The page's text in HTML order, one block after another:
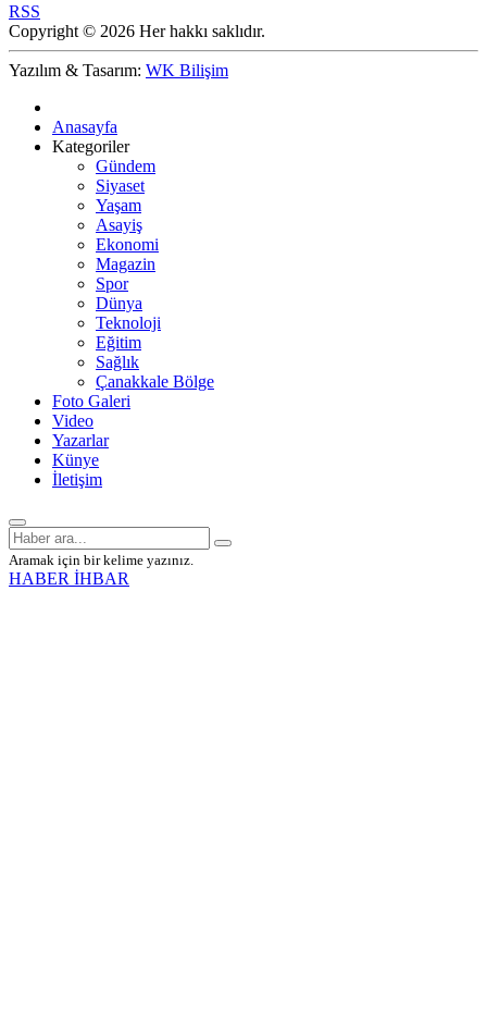
RSS
Copyright © 2026 Her hakkı saklıdır.
Yazılım & Tasarım: WK Bilişim
Anasayfa
Kategoriler
Gündem
Siyaset
Yaşam
Asayiş
Ekonomi
Magazin
Spor
Dünya
Teknoloji
Eğitim
Sağlık
Çanakkale Bölge
Foto Galeri
Video
Yazarlar
Künye
İletişim
Aramak için bir kelime yazınız.
HABER İHBAR